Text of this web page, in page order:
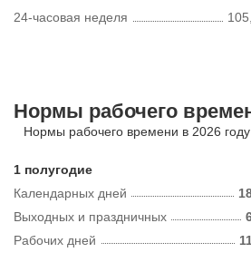
24-часовая неделя
Нормы рабочего
Нормы рабочего времени в 2026 году
1 полугодие
Календарных дней
Рабочих дней
Выходных и праздничных